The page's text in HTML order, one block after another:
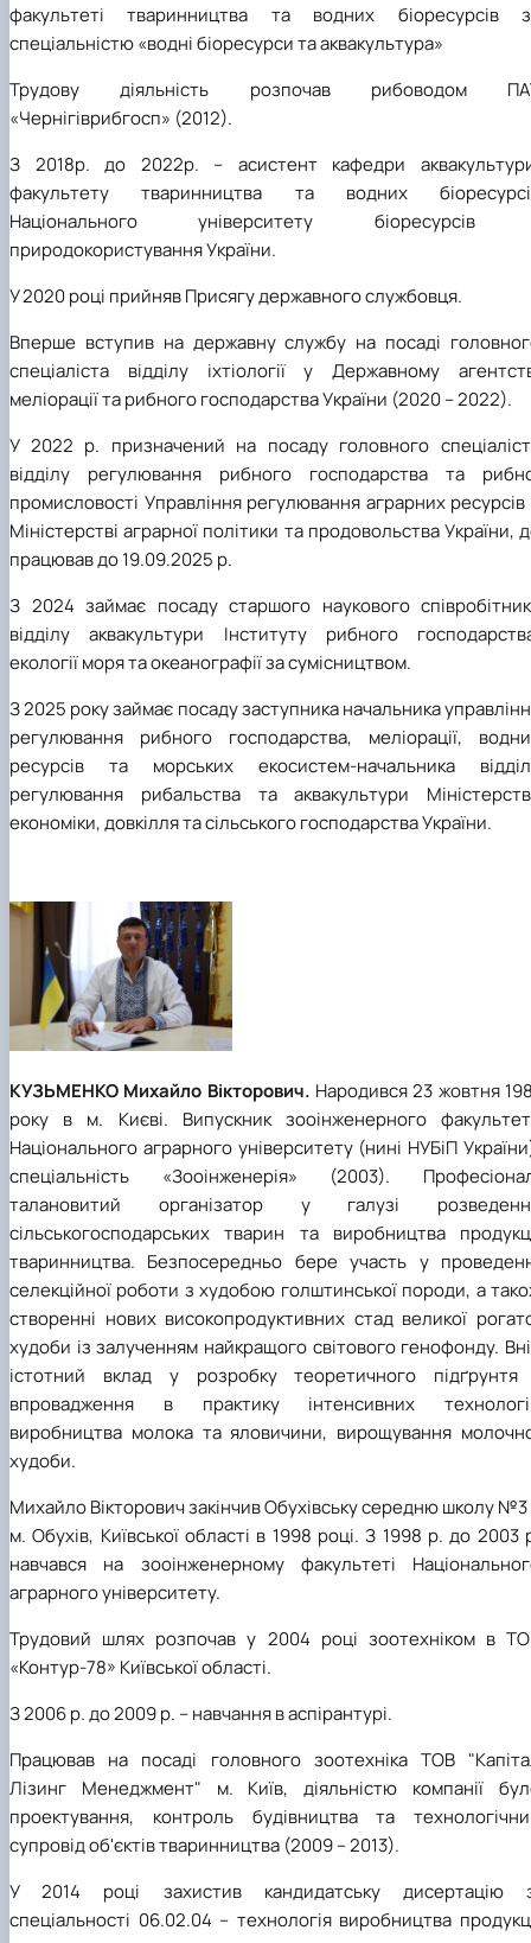
факультеті тваринництва та водних біоресурсів
спеціальністю «водні біоресурси та аквакультура»
Трудову діяльність розпочав рибоводом
«Чернігіврибгосп» (2012).
З 2018р. до 2022р. – асистент кафедри
факультету тваринництва та водних
Національного університету біоресурсів
природокористування України.
У 2020 році прийняв Присягу державного службовця.
Вперше вступив на державну службу на посаді
спеціаліста відділу іхтіології у Державному
меліорації та рибного господарства України (2020 – 2022).
У 2022 р. призначений на посаду головного
відділу регулювання рибного господарства та
промисловості Управління регулювання аграрних ресурсів
Міністерстві аграрної політики та продовольства України,
працював до 19.09.2025 р.
З 2024 займає посаду старшого наукового
відділу аквакультури Інституту рибного
екології моря та океанографії за сумісництвом.
З 2025 року займає посаду заступника начальника
регулювання рибного господарства, меліорації,
ресурсів та морських екосистем-начальника
регулювання рибальства та аквакультури
економіки, довкілля та сільського господарства України.
КУЗЬМЕНКО Михайло Вікторович. Народився 23 жовтня
року в м. Києві. Випускник зооінженерного
Національного аграрного університету (нині НУБіП
спеціальність «Зооінженерія» (2003).
талановитий організатор у галузі
сільськогосподарських тварин та виробництва
тваринництва. Безпосередньо бере участь у
селекційної роботи з худобою голштинської породи, а
створенні нових високопродуктивних стад великої
худоби із залученням найкращого світового генофонду.
істотний вклад у розробку теоретичного підґрунтя
впровадження в практику інтенсивних
виробництва молока та яловичини, вирощування
худоби.
Михайло Вікторович закінчив Обухівську середню школу №3
м. Обухів, Київської області в 1998 році. З 1998 р. до 2003
навчався на зооінженерному факультеті
аграрного університету.
Трудовий шлях розпочав у 2004 році зоотехніком в
«Контур-78» Київської області.
З 2006 р. до 2009 р. – навчання в аспірантурі.
Працював на посаді головного зоотехніка ТОВ
Лізинг Менеджмент" м. Київ, діяльністю компанії
проектування, контроль будівництва та
супровід об'єктів тваринництва (2009 – 2013).
У 2014 році захистив кандидатську дисертацію
спеціальності 06.02.04 – технологія виробництва